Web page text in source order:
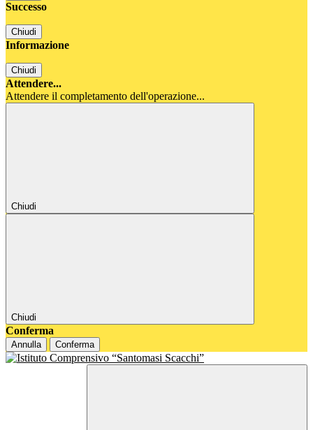
Successo
Chiudi
Informazione
Chiudi
Attendere...
Attendere il completamento dell'operazione...
Chiudi
Chiudi
Conferma
Annulla Conferma